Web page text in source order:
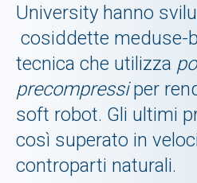
University hanno
cosiddette meduse-
tecnica che utilizza
precompressiper
soft robot. Gli ultimi
così superato in
controparti naturali.